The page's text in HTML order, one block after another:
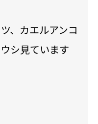
、カエルアンコ
シ見ています